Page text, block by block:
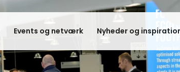
Events og netværk Nyheder og